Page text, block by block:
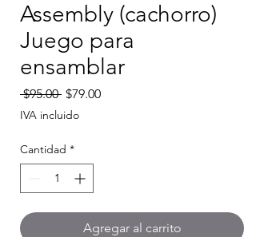
Assembly (cachorro)
Juego para
ensamblar
$95.00 Precio
$79.00Precio
IVA incluido
Cantidad *
Agregar al carrito